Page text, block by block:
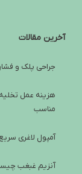
آخرین مقالات
جراحی پلک و
هزینه عمل
مناسب
آمپول لاغری
آنزیم غبغب